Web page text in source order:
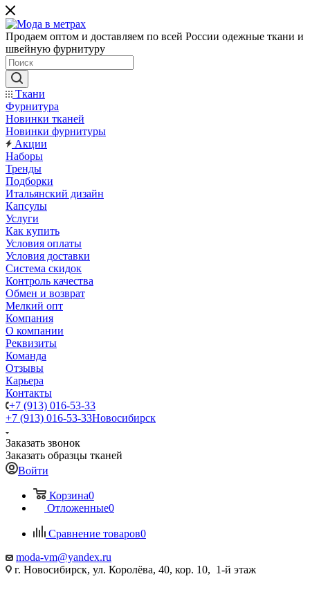
Продаем оптом и доставляем по всей России одежные ткани и
швейную фурнитуру
Ткани
Фурнитура
Новинки тканей
Новинки фурнитуры
Акции
Наборы
Тренды
Подборки
Итальянский дизайн
Капсулы
Услуги
Как купить
Условия оплаты
Условия доставки
Система скидок
Контроль качества
Обмен и возврат
Мелкий опт
Компания
О компании
Реквизиты
Команда
Отзывы
Карьера
Контакты
+7 (913) 016-53-33
+7 (913) 016-53-33Новосибирск
Заказать звонок
Заказать образцы тканей
Войти
Корзина0
Отложенные0
Сравнение товаров0
moda-vm@yandex.ru
г. Новосибирск, ул. Королёва, 40, кор. 10, 1-й этаж